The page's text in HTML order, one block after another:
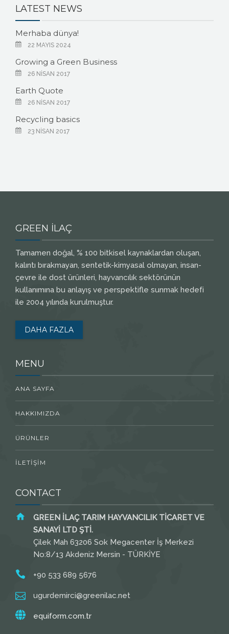
LATEST NEWS
Merhaba dünya!
22 MAYIS 2024
Growing a Green Business
26 NISAN 2017
Earth Quote
26 NISAN 2017
Recycling basics
23 NISAN 2017
GREEN İLAÇ
Tamamen doğal, % 100 bitkisel kaynaklardan oluşan,
kalıntı bırakmayan, sentetik-kimyasal olmayan, insan-
çevre ile dost ürünleri, hayvancılık sektörünün
kullanımına bu anlayış ve perspektifle sunmak hedefi
ile 2004 yılında kurulmuştur.
DAHA FAZLA
MENU
ANA SAYFA
HAKKIMIZDA
ÜRÜNLER
İLETİŞİM
CONTACT
GREEN İLAÇ TARIM HAYVANCILIK TİCARET VE
SANAYİ LTD ŞTİ.
Çilek Mah 63206 Sok Megacenter İş Merkezi
No:8/13 Akdeniz Mersin - TÜRKİYE
+90 533 689 5676
ugurdemirci@greenilac.net
equiform.com.tr